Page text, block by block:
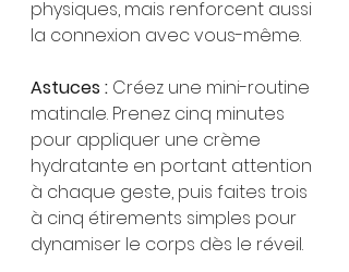
physiques, mais renforcent aussi
la connexion avec vous-même.
Astuces : Créez une mini-routine
matinale. Prenez cinq minutes
pour appliquer une crème
hydratante en portant attention
à chaque geste, puis faites trois
à cinq étirements simples pour
dynamiser le corps dès le réveil.